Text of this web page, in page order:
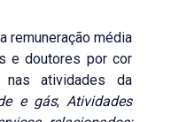
remuneração média
e doutores por cor
atividades da
e gás;Atividades